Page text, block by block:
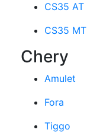
CS35 AT
CS35 MT
Chery
Amulet
Fora
Tiggo